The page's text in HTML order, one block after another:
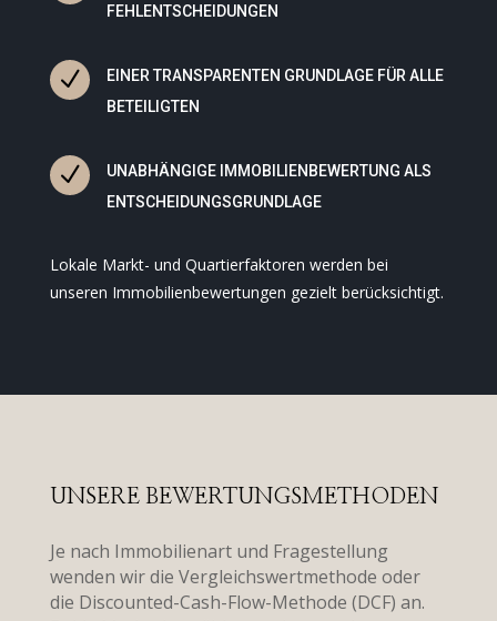
FEHLENTSCHEIDUNGEN
N
EINER TRANSPARENTEN GRUNDLAGE FÜR ALLE
BETEILIGTEN
N
UNABHÄNGIGE IMMOBILIENBEWERTUNG ALS
ENTSCHEIDUNGSGRUNDLAGE
Lokale Markt- und Quartierfaktoren werden bei
unseren Immobilienbewertungen gezielt berücksichtigt.
UNSERE BEWERTUNGSMETHODEN
Je nach Immobilienart und Fragestellung
wenden wir die Vergleichswertmethode oder
die Discounted-Cash-Flow-Methode (DCF) an.